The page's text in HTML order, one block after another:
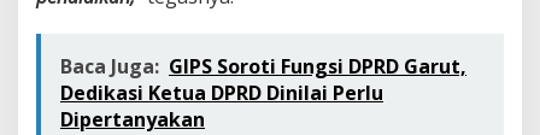
Baca Juga: GIPS Soroti Fungsi DPRD Garut,
Dedikasi Ketua DPRD Dinilai Perlu
Dipertanyakan